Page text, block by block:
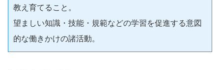
教え育てること。
望ましい知識・技能・規範などの学習を促進する意図
的な働きかけの諸活動。